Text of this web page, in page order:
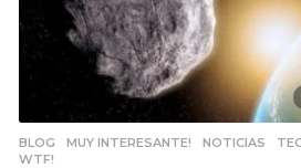
BLOG ,MUY INTERESANTE! ,NOTICIAS ,
WTF!